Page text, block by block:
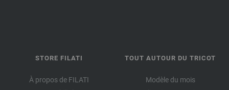
STORE FILATI
À propos de FILATI
TOUT AUTOUR DU TRICOT
Modèle du mois